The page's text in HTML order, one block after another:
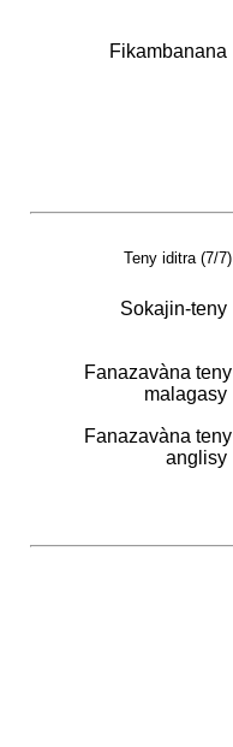
Fikambanana
Teny iditra (7/7)
Sokajin-teny
Fanazavàna teny
malagasy
Fanazavàna teny
anglisy